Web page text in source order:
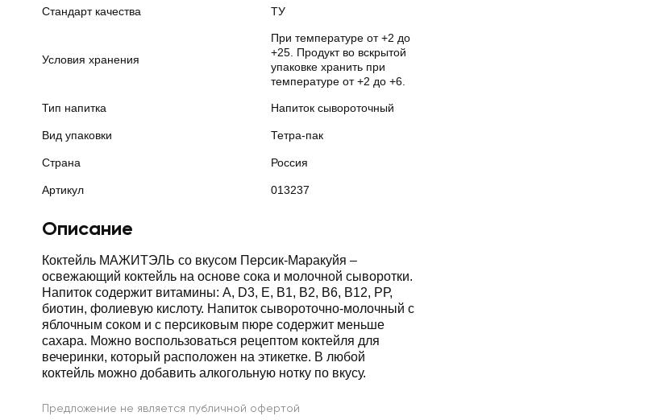
Стандарт качества ТУ
Условия хранения
При температуре от +2 до
+25. Продукт во вскрытой
упаковке хранить при
температуре от +2 до +6.
Тип напитка Напиток сывороточный
Вид упаковки Тетра-пак
Страна Россия
Артикул 013237
Описание
Коктейль МАЖИТЭЛЬ со вкусом Персик-Маракуйя –
освежающий коктейль на основе сока и молочной сыворотки.
Напиток содержит витамины: А, D3, Е, В1, В2, В6, В12, РР,
биотин, фолиевую кислоту. Напиток сывороточно-молочный с
яблочным соком и с персиковым пюре содержит меньше
сахара. Можно воспользоваться рецептом коктейля для
вечеринки, который расположен на этикетке. В любой
коктейль можно добавить алкогольную нотку по вкусу.
Предложение не является публичной офертой